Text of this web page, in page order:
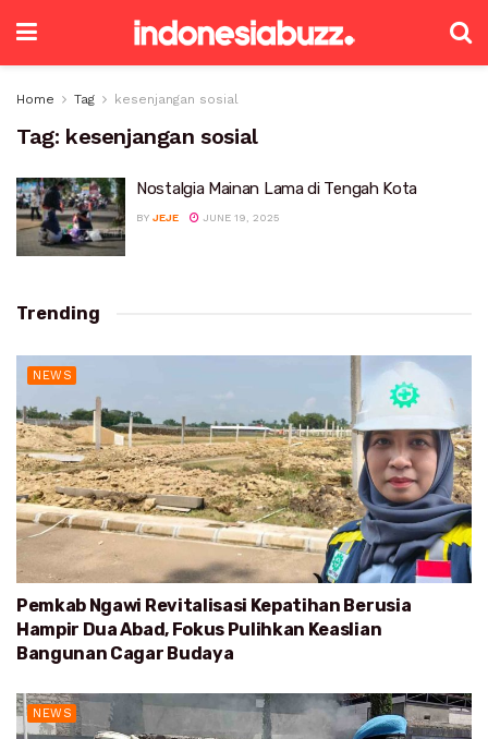
Home Tag kesenjangan sosial
Tag: kesenjangan sosial
Nostalgia Mainan Lama di Tengah Kota
BY JEJE JUNE 19, 2025
Trending
NEWS
Pemkab Ngawi Revitalisasi Kepatihan Berusia
Hampir Dua Abad, Fokus Pulihkan Keaslian
Bangunan Cagar Budaya
NEWS